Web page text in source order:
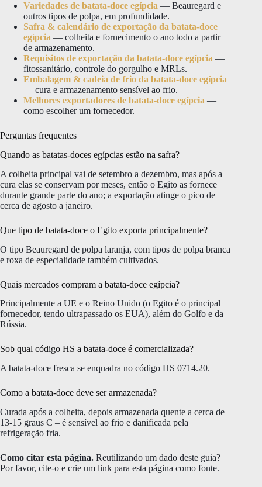
Variedades de batata-doce egípcia — Beauregard e
outros tipos de polpa, em profundidade.
Safra & calendário de exportação da batata-doce
egípcia — colheita e fornecimento o ano todo a partir
de armazenamento.
Requisitos de exportação da batata-doce egípcia —
fitossanitário, controle do gorgulho e MRLs.
Embalagem & cadeia de frio da batata-doce egípcia
— cura e armazenamento sensível ao frio.
Melhores exportadores de batata-doce egípcia —
como escolher um fornecedor.
Perguntas frequentes
Quando as batatas-doces egípcias estão na safra?
A colheita principal vai de setembro a dezembro, mas após a
cura elas se conservam por meses, então o Egito as fornece
durante grande parte do ano; a exportação atinge o pico de
cerca de agosto a janeiro.
Que tipo de batata-doce o Egito exporta principalmente?
O tipo Beauregard de polpa laranja, com tipos de polpa branca
e roxa de especialidade também cultivados.
Quais mercados compram a batata-doce egípcia?
Principalmente a UE e o Reino Unido (o Egito é o principal
fornecedor, tendo ultrapassado os EUA), além do Golfo e da
Rússia.
Sob qual código HS a batata-doce é comercializada?
A batata-doce fresca se enquadra no código HS 0714.20.
Como a batata-doce deve ser armazenada?
Curada após a colheita, depois armazenada quente a cerca de
13-15 graus C – é sensível ao frio e danificada pela
refrigeração fria.
Como citar esta página. Reutilizando um dado deste guia?
Por favor, cite-o e crie um link para esta página como fonte.